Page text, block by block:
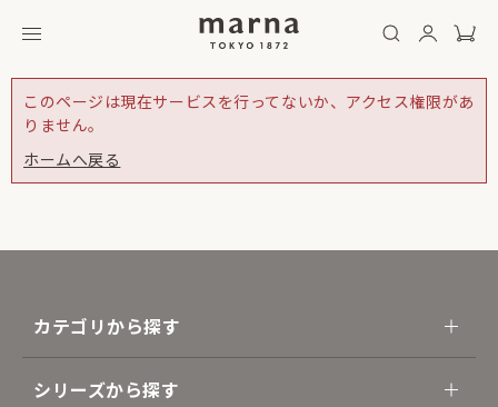
このページは現在サービスを行ってないか、アクセス権限があ
りません。
ホームへ戻る
カテゴリから探す
シリーズから探す